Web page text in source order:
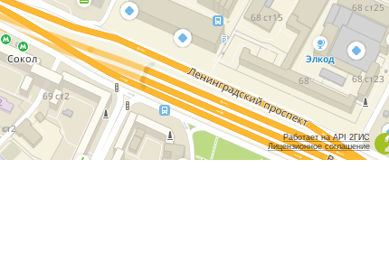
Работает на API 2ГИС
Лицензионное соглашение